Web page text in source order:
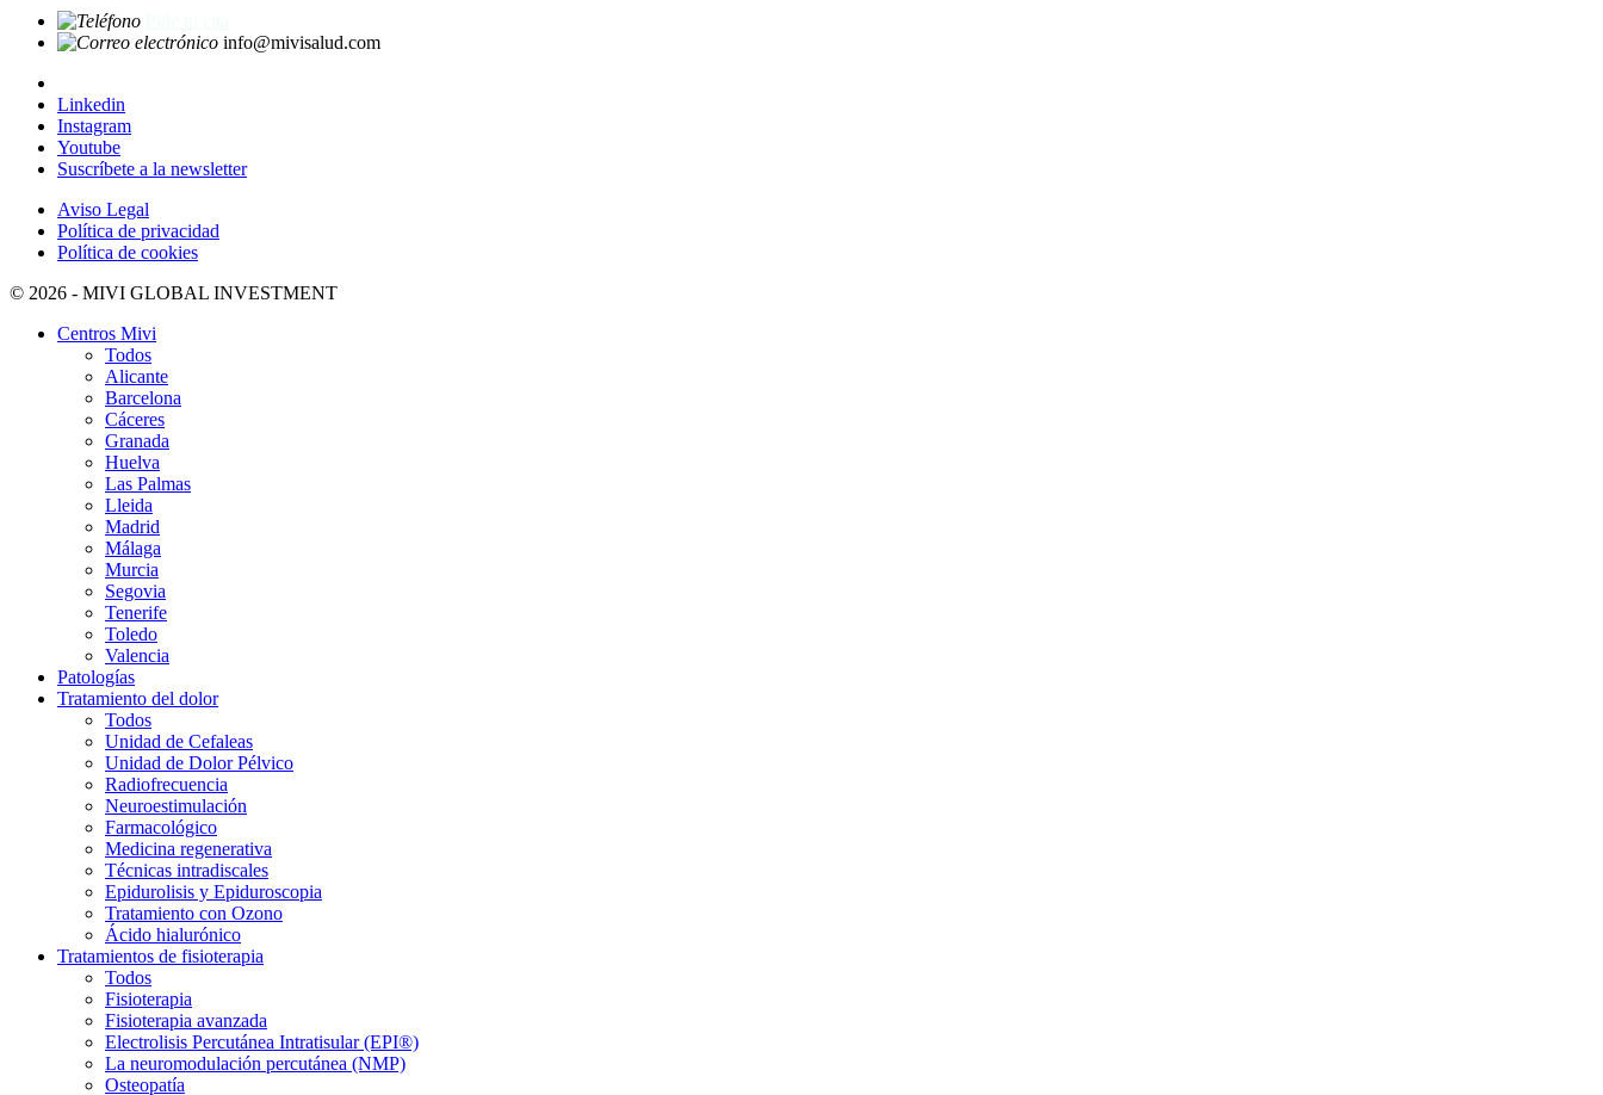
info@mivisalud.com
Linkedin
Instagram
Youtube
Suscríbete a la newsletter
Aviso Legal
Política de privacidad
Política de cookies
© 2026 - MIVI GLOBAL INVESTMENT
Centros Mivi
Todos
Alicante
Barcelona
Cáceres
Granada
Huelva
Las Palmas
Lleida
Madrid
Málaga
Murcia
Segovia
Tenerife
Toledo
Valencia
Patologías
Tratamiento del dolor
Todos
Unidad de Cefaleas
Unidad de Dolor Pélvico
Radiofrecuencia
Neuroestimulación
Farmacológico
Medicina regenerativa
Técnicas intradiscales
Epidurolisis y Epiduroscopia
Tratamiento con Ozono
Ácido hialurónico
Tratamientos de fisioterapia
Todos
Fisioterapia
Fisioterapia avanzada
Electrolisis Percutánea Intratisular (EPI®)
La neuromodulación percutánea (NMP)
Osteopatía